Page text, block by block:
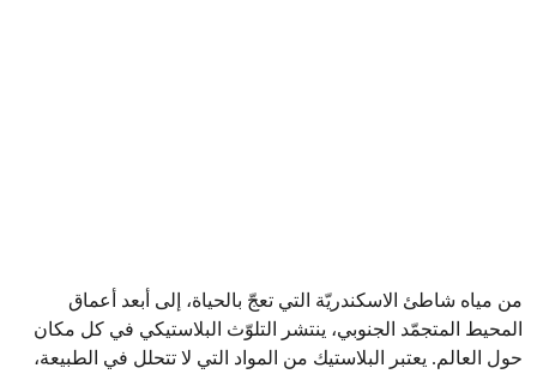
من مياه شاطئ الاسكندريّة التي تعجّ بالحياة، إلى أبعد أعماق
المحيط المتجمّد الجنوبي، ينتشر التلوّث البلاستيكي في كل مكان
حول العالم. يعتبر البلاستيك من المواد التي لا تتحلل في الطبيعة،